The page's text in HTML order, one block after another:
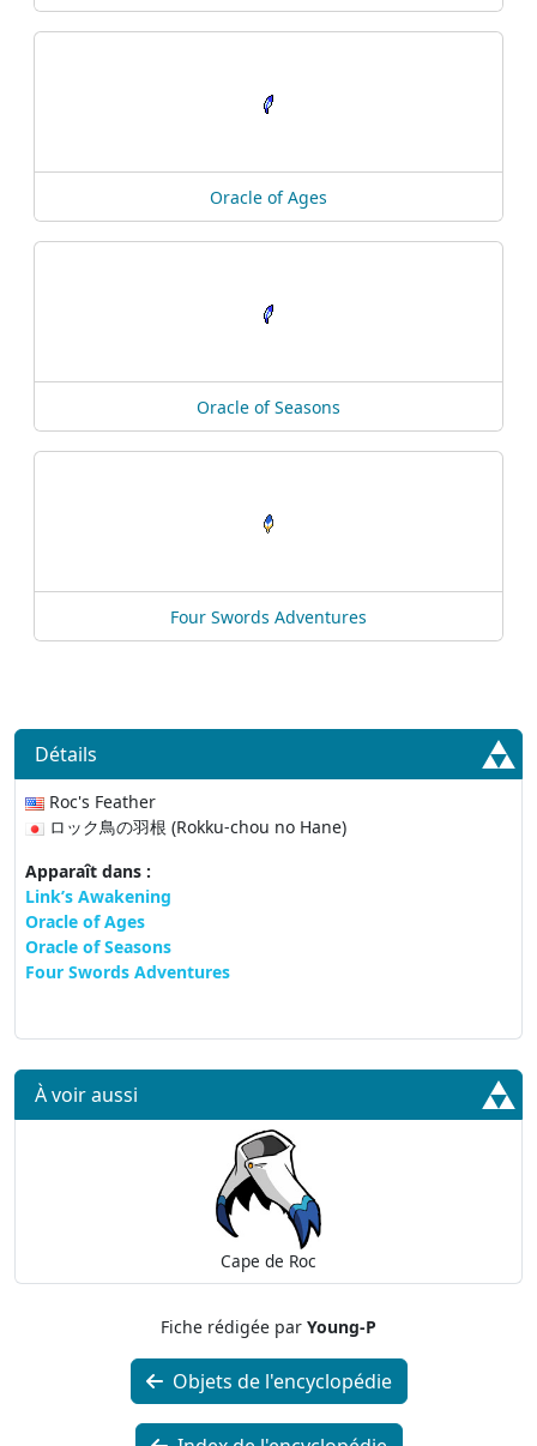
Oracle of Ages
Oracle of Seasons
Four Swords Adventures
Détails
Roc's Feather
ロック鳥の羽根 (Rokku-chou no Hane)
Apparaît dans :
Link’s Awakening
Oracle of Ages
Oracle of Seasons
Four Swords Adventures
À voir aussi
Cape de Roc
Fiche rédigée par Young-P
Objets de l'encyclopédie